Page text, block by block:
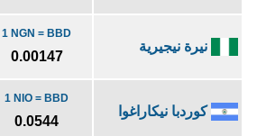
نيرة نيجيرية
1 NGN = BBD
0.00147
كوردبا نيكاراغوا
1 NIO = BBD
0.0544